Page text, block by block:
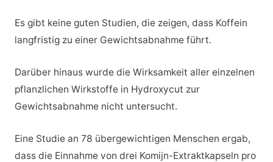
Es gibt keine guten Studien, die zeigen, dass Koffein
langfristig zu einer Gewichtsabnahme führt.
Darüber hinaus wurde die Wirksamkeit aller einzelnen
pflanzlichen Wirkstoffe in Hydroxycut zur
Gewichtsabnahme nicht untersucht.
Eine Studie an 78 übergewichtigen Menschen ergab,
dass die Einnahme von drei Komijn-Extraktkapseln pro